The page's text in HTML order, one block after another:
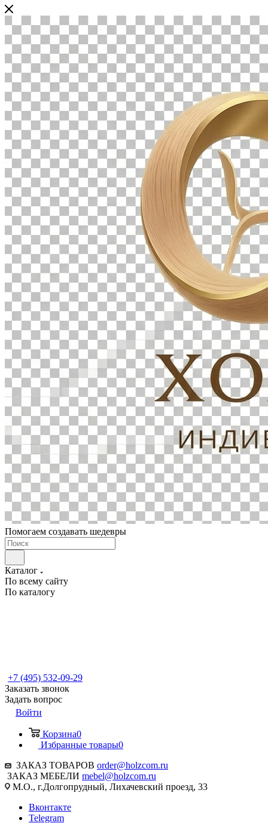
Помогаем создавать шедевры
Каталог
По всему сайту
По каталогу
+7 (495) 532-09-29
Заказать звонок
Задать вопрос
Войти
Корзина0
Избранные товары0
ЗАКАЗ ТОВАРОВ order@holzcom.ru
ЗАКАЗ МЕБЕЛИ mebel@holzcom.ru
М.О., г.Долгопрудный, Лихачевский проезд, 33
Вконтакте
Telegram